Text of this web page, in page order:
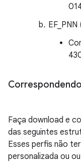
EF_PNN
Faça download e
das seguintes
Esses perfis não
personalizada ou